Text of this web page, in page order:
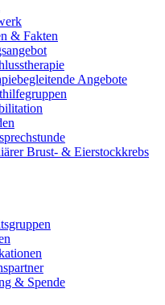
& Fakten
Angebote
Brust- & Eierstockkrebs
& Spende